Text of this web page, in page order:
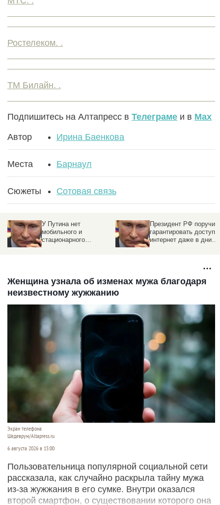
Ростелеком. .
ТМ Билайн. .
Подпишитесь на Алтапресс в Телеграме и в Max
Автор Ирина Баенкова
Места Барнаул
Сюжеты Сотовая связь
У Путина нет
мобильного и
стационарного
Президент РФ поручил
гарантировать доступ в
интернет даже в дни
Женщина узнала об изменах мужа благодаря
неизвестному жужжанию
Экран телефона
Шедеврум/Altapress.ru
6 августа 2026 в 15:00
Пользовательница популярной социальной сети
рассказала, как случайно раскрыла тайну мужа
из-за жужжания в его сумке. Внутри оказался
второй смартфон, о существовании которого она